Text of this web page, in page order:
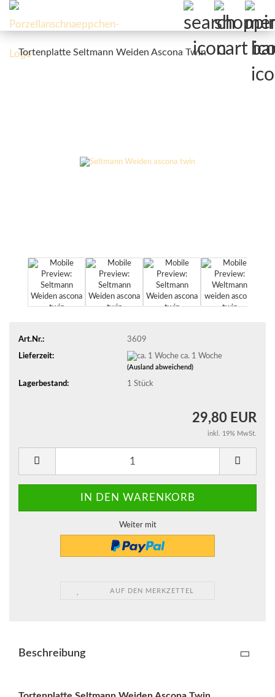
Tortenplatte Seltmann Weiden Ascona Twin
Art.Nr.: 3609
Lieferzeit: ca. 1 Woche
(Ausland abweichend)
Lagerbestand: 1 Stück
29,80 EUR
inkl. 19% MwSt.
Weiter mit
AUF DEN MERKZETTEL
Beschreibung